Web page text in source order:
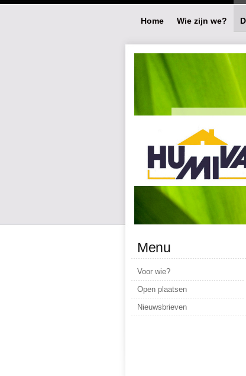
Home Wie zijn we?
Menu
Voor wie?
Open plaatsen
Nieuwsbrieven